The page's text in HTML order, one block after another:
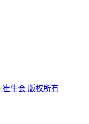
崔牛会 版权所有